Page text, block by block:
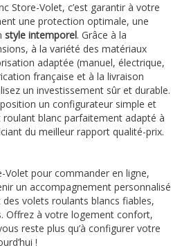
Store-Volet, c’est garantir à votre
une protection optimale, une
style intemporel. Grâce à la
à la variété des matériaux
adaptée (manuel, électrique,
française et à la livraison
un investissement sûr et durable.
un configurateur simple et
blanc parfaitement adapté à
du meilleur rapport qualité-prix.
Volet pour commander en ligne,
un accompagnement personnalisé
volets roulants blancs fiables,
Offrez à votre logement confort,
reste plus qu’à configurer votre
!